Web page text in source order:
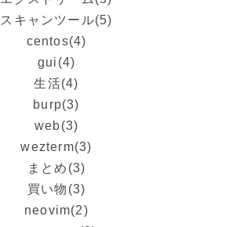
スキャンツール(5)
centos(4)
gui (4)
生活(4)
burp(3)
web(3)
wezterm(3)
まとめ (3)
買い物 (3)
neovim(2)